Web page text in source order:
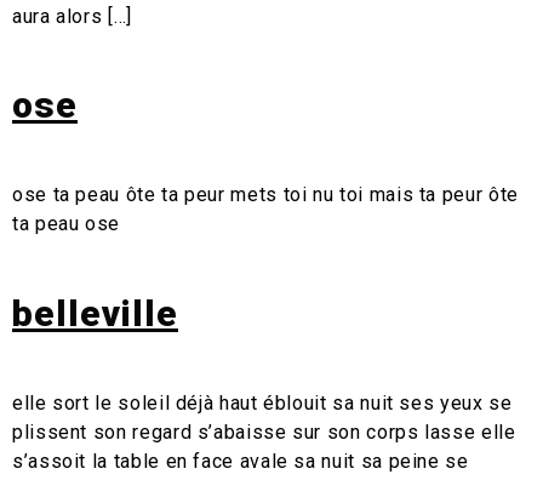
aura alors […]
ose
ose ta peau ôte ta peur mets toi nu toi mais ta peur ôte
ta peau ose
belleville
elle sort le soleil déjà haut éblouit sa nuit ses yeux se
plissent son regard s’abaisse sur son corps lasse elle
s’assoit la table en face avale sa nuit sa peine se